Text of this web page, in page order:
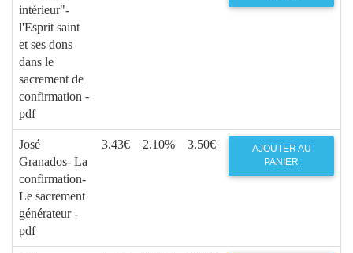
intérieur"-
l'Esprit saint
et ses dons
dans le
sacrement de
confirmation -
pdf
José
Granados- La
confirmation-
Le sacrement
générateur -
pdf
3.43€ 2.10% 3.50€
AJOUTER AU
PANIER